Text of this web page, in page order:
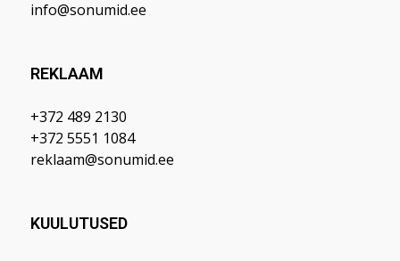
info@sonumid.ee
REKLAAM
+372 489 2130
+372 5551 1084
reklaam@sonumid.ee
KUULUTUSED